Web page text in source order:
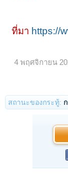
ที่มา https://
4 พฤศจิกายน
สถานะของกระทู้: